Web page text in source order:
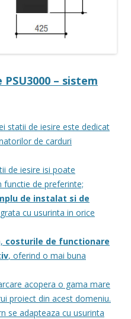
– sistem
statii de iesire este dedicat
de carduri
de iesire isi poate
functie de preferinte;
de instalat si de
cu usurinta in orice
costurile de functionare
, oferind o mai buna
acopera o gama mare
proiect din acest domeniu.
se adapteaza cu usurinta